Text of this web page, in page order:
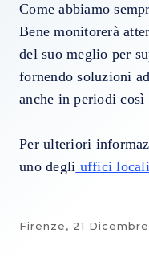
Come abbiamo
Bene monitorerà
del suo meglio per
fornendo soluzioni
anche in periodi
Per ulteriori
uno degli uffici
Firenze, 21